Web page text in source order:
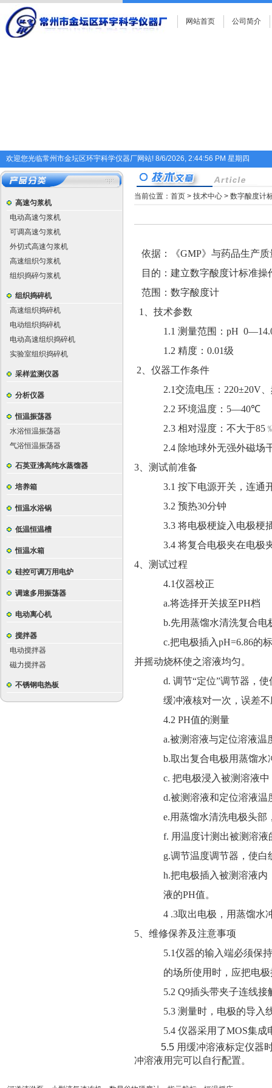
网站首页 公司简介
欢迎您光临常州市金坛区环宇科学仪器厂网站! 8/6/2026, 2:44:56 PM 星期四
高速匀浆机
电动高速匀浆机
可调高速匀浆机
外切式高速匀浆机
高速组织匀浆机
组织捣碎匀浆机
组织捣碎机
高速组织捣碎机
电动组织捣碎机
电动高速组织捣碎机
实验室组织捣碎机
采样监测仪器
分析仪器
恒温振荡器
水浴恒温振荡器
气浴恒温振荡器
石英亚沸高纯水蒸馏器
培养箱
恒温水浴锅
低温恒温槽
恒温水箱
硅控可调万用电炉
调速多用振荡器
电动离心机
搅拌器
电动搅拌器
磁力搅拌器
不锈钢电热板
当前位置： 首页 > 技术中心 > 数字酸度计
依据：《GMP》与药品生产
目的： 建立数字酸度计标准操
范围： 数字酸度计
1、技术参数
1.1 测量范围： pH 0—
1.2 精度： 0.01级
2 、仪器工作条件
2.1交流电压： 220±20V
2.2 环境温度： 5—40℃
2.3 相对湿度：不大于85
2.4 除地球外无强外磁场
3 、测试前准备
3.1 按下电源开关，连通
3.2 预热30分钟
3.3 将电极梗旋入电极梗
3.4 将复合电极夹在电极
4 、测试过程
4.1仪器校正
a.将选择开关拔至PH档
b.先用蒸馏水清洗复合电
c.把电极插入pH=6.86的
并摇动烧杯使之溶液均匀。
d. 调节“定位”调节器，
缓冲液核对一次，误差
4.2 PH值的测量
a.被测溶液与定位溶液温
b.取出复合电极用蒸馏水
c. 把电极浸入被测溶液
d.被测溶液和定位溶液温
e.用蒸馏水清洗电极头部
f. 用温度计测出被测溶液
g.调节温度调节器，使白
h.把电极插入被测溶液内
液的PH值。
4 .3取出电极，用蒸馏水
5、维修保养及注意事项
5.1仪器的输入端必须保
的场所使用时，应把电
5.2 Q9插头带夹子连线接
5.3 测量时，电极的导入
5.4 仪器采用了MOS集成
5.5 用缓冲溶液标定仪器
冲溶液用完可以自行配置。